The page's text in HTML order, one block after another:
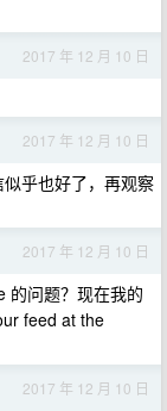
2017 年 12 月 10 日
2017 年 12 月 10 日
乎也好了，再观察
2017 年 12 月 10 日
的问题？现在我的
feed at the
2017 年 12 月 10 日